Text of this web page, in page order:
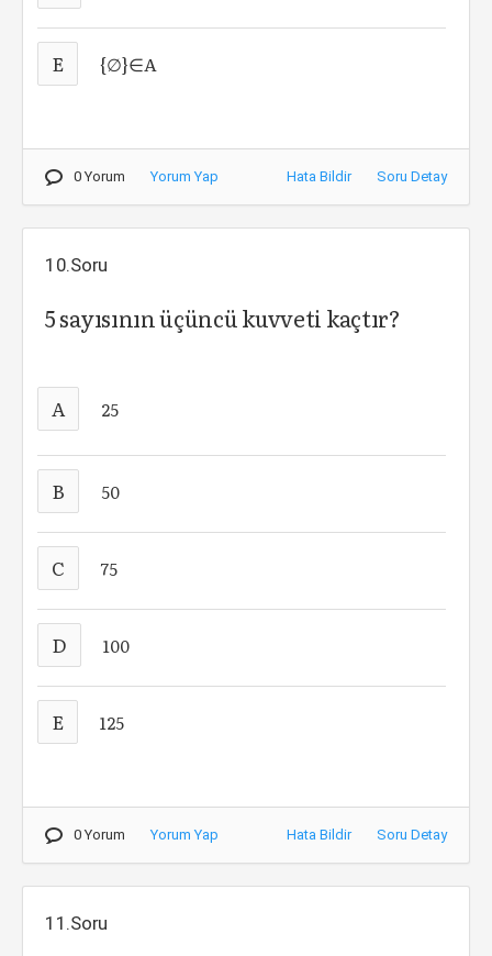
E {∅}∈A
0 Yorum Yorum Yap Hata Bildir Soru Detay
10.Soru
5 sayısının üçüncü kuvveti kaçtır?
A 25
B 50
C 75
D 100
E 125
0 Yorum Yorum Yap Hata Bildir Soru Detay
11.Soru